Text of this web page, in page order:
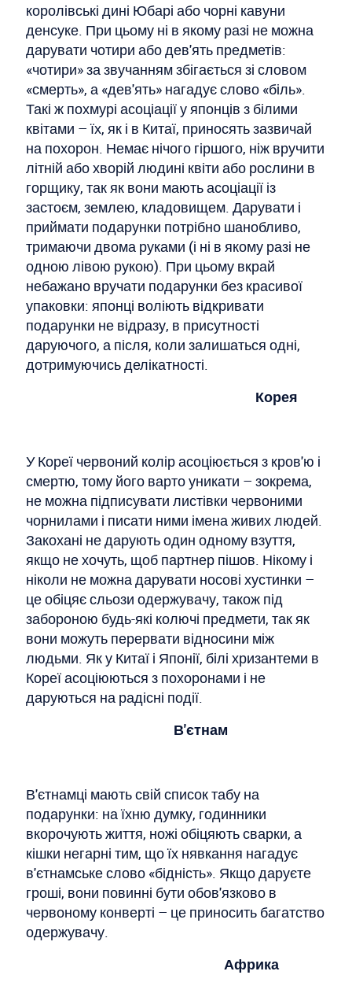
королівські дині Юбарі або чорні кавуни
денсуке. При цьому ні в якому разі не можна
дарувати чотири або дев'ять предметів:
«чотири» за звучанням збігається зі словом
«смерть», а «дев'ять» нагадує слово «біль».
Такі ж похмурі асоціації у японців з білими
квітами – їх, як і в Китаї, приносять зазвичай
на похорон. Немає нічого гіршого, ніж вручити
літній або хворій людині квіти або рослини в
горщику, так як вони мають асоціації із
застоєм, землею, кладовищем. Дарувати і
приймати подарунки потрібно шанобливо,
тримаючи двома руками (і ні в якому разі не
одною лівою рукою). При цьому вкрай
небажано вручати подарунки без красивої
упаковки: японці воліють відкривати
подарунки не відразу, в присутності
даруючого, а після, коли залишаться одні,
дотримуючись делікатності.
Корея
У Кореї червоний колір асоціюється з кров'ю і
смертю, тому його варто уникати – зокрема,
не можна підписувати листівки червоними
чорнилами і писати ними імена живих людей.
Закохані не дарують один одному взуття,
якщо не хочуть, щоб партнер пішов. Нікому і
ніколи не можна дарувати носові хустинки –
це обіцяє сльози одержувачу, також під
забороною будь-які колючі предмети, так як
вони можуть перервати відносини між
людьми. Як у Китаї і Японії, білі хризантеми в
Кореї асоціюються з похоронами і не
даруються на радісні події.
В'єтнам
В'єтнамці мають свій список табу на
подарунки: на їхню думку, годинники
вкорочують життя, ножі обіцяють сварки, а
кішки негарні тим, що їх нявкання нагадує
в'єтнамське слово «бідність». Якщо даруєте
гроші, вони повинні бути обов'язково в
червоному конверті – це приносить багатство
одержувачу.
Африка